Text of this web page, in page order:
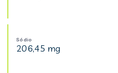
Sódio
206,45 mg